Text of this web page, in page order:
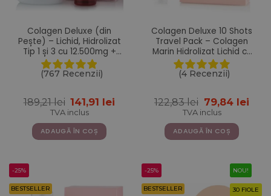
Colagen Deluxe (din
Pește) – Lichid, Hidrolizat
Tip 1 și 3 cu 12.500mg +
Acid Hialuronic 75 mg +
Biotină 5000 mcg + MSM +
Zinc + Siliciu + Vitamine –
(767 Recenzii)
189,21lei Prețul
inițial
a
fost:
189,21 lei.
141,91 lei
TVA inclus
ADAUGĂ ÎN COȘ
Colagen Deluxe 10 Shots
Travel Pack – Colagen
Marin Hidrolizat Lichid cu
12.500 mg la doza zilnica +
Acid Hialuronic + Biotina +
MSM + Zinc + Siliciu +
transportat si administrat
(4 Recenzii)
122,83lei Prețul
inițial
a
fost:
122,83 lei.
79,84 lei
TVA inclus
ADAUGĂ ÎN COȘ
-25%
BESTSELLER
-25%
BESTSELLER
NOU!
30 FIOLE